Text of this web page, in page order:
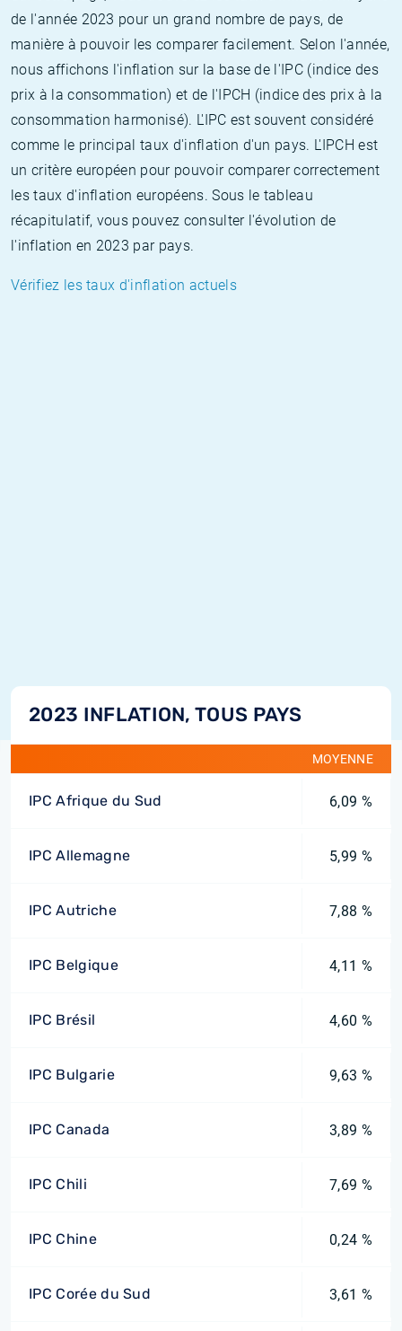
de l'année 2023 pour un grand nombre de pays, de
manière à pouvoir les comparer facilement. Selon l'année,
nous affichons l'inflation sur la base de l'IPC (indice des
prix à la consommation) et de l'IPCH (indice des prix à la
consommation harmonisé). L'IPC est souvent considéré
comme le principal taux d'inflation d'un pays. L'IPCH est
un critère européen pour pouvoir comparer correctement
les taux d'inflation européens. Sous le tableau
récapitulatif, vous pouvez consulter l'évolution de
l'inflation en 2023 par pays.
Vérifiez les taux d'inflation actuels
2023 INFLATION, TOUS PAYS
MOYENNE
IPC Afrique du Sud 6,09 %
IPC Allemagne 5,99 %
IPC Autriche 7,88 %
IPC Belgique 4,11 %
IPC Brésil 4,60 %
IPC Bulgarie 9,63 %
IPC Canada 3,89 %
IPC Chili 7,69 %
IPC Chine 0,24 %
IPC Corée du Sud 3,61 %